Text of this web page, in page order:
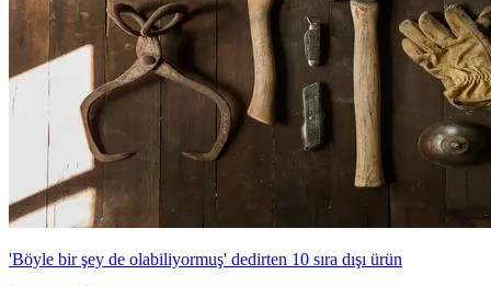
'Böyle bir şey de olabiliyormuş' dedirten 10 sıra dışı ürün